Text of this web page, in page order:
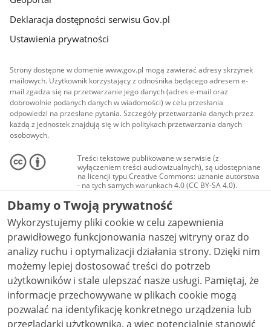
Deklaracja dostępności serwisu Gov.pl
Ustawienia prywatności
Strony dostępne w domenie www.gov.pl mogą zawierać adresy skrzynek
mailowych. Użytkownik korzystający z odnośnika będącego adresem e-
mail zgadza się na przetwarzanie jego danych (adres e-mail oraz
dobrowolnie podanych danych w wiadomości) w celu przesłania
odpowiedzi na przesłane pytania. Szczegóły przetwarzania danych przez
każdą z jednostek znajdują się w ich politykach przetwarzania danych
osobowych.
Treści tekstowe publikowane w serwisie (z
wyłączeniem treści audiowizualnych), są udostępniane
na licencji typu Creative Commons: uznanie autorstwa
- na tych samych warunkach 4.0 (CC BY-SA 4.0).
Materiały audiowizualne, w tym zdjęcia, materiały
audio i wideo, są udostępniane na licencji typu
Creative Commons: uznanie autorstwa użycie
niekomercyjne - bez utworów zależnych 4.0 (CC BY-
NC-ND 4.0), o ile nie jest to stwierdzone inaczej.
Dbamy o Twoją prywatność
Wykorzystujemy pliki cookie w celu zapewnienia
prawidłowego funkcjonowania naszej witryny oraz do
analizy ruchu i optymalizacji działania strony. Dzięki nim
możemy lepiej dostosować treści do potrzeb
użytkowników i stale ulepszać nasze usługi. Pamiętaj, że
informacje przechowywane w plikach cookie mogą
pozwalać na identyfikację konkretnego urządzenia lub
przeglądarki użytkownika, a więc potencjalnie stanowić